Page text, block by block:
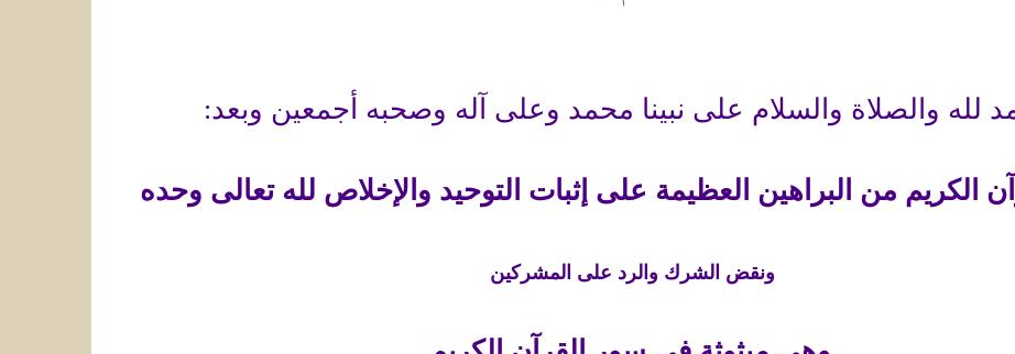
لله والصلاة والسلام على نبينا محمد وعلى آله وصحبه أجمعين وبعد:
الكريم من البراهين العظيمة على إثبات التوحيد والإخلاص لله تعالى وحده
ونقض الشرك والرد على المشركين